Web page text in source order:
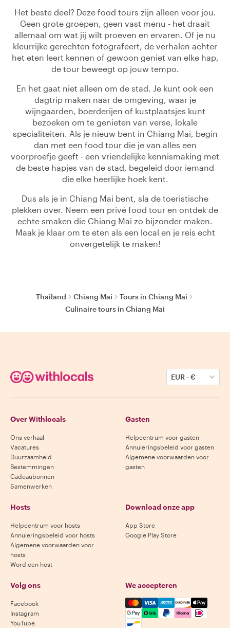
Het beste deel? Deze food tours zijn alleen voor jou.
Geen grote groepen, geen vast menu - het draait
allemaal om wat jij wilt proeven en ervaren. Of je nu
kleurrijke gerechten fotografeert, de verhalen achter
het eten leert kennen of gewoon geniet van elke hap,
de tour beweegt op jouw tempo.
En het gaat niet alleen om de stad. Je kunt ook een
dagtrip maken naar de omgeving, waar je
wijngaarden, boerderijen of kustplaatsjes kunt
bezoeken om te genieten van verse, lokale
specialiteiten. Als je nieuw bent in Chiang Mai, begin
dan met een food tour die je van alles een
voorproefje geeft - een vriendelijke kennismaking met
de beste hapjes van de stad, begeleid door iemand
die elke heerlijke hoek kent.
Dus als je in Chiang Mai bent, sla de toeristische
plekken over. Neem een privé food tour en ontdek de
echte smaken die Chiang Mai zo bijzonder maken.
Maak je klaar om te eten als een local en je reis echt
onvergetelijk te maken!
Thailand Chiang Mai
Tours in Chiang Mai
Culinaire tours in Chiang Mai
EUR-€
Over Withlocals
Ons verhaal
Vacatures
Duurzaamheid
Bestemmingen
Cadeaubonnen
Samenwerken
Gasten
Helpcentrum voor gasten
Annuleringsbeleid voor gasten
Algemene voorwaarden voor
gasten
Hosts
Helpcentrum voor hosts
Annuleringsbeleid voor hosts
Algemene voorwaarden voor
hosts
Word een host
Download onze app
App Store
Google Play Store
Volg ons
Facebook
Instagram
YouTube
We accepteren
Mastercard, Visa, Amex,